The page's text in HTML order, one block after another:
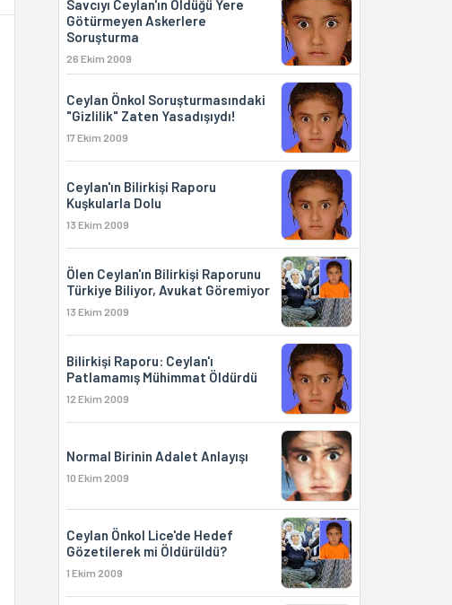
Savcıyı Ceylan'ın Öldüğü Yere
Götürmeyen Askerlere
Soruşturma
26 Ekim 2009
Ceylan Önkol Soruşturmasındaki
"Gizlilik" Zaten Yasadışıydı!
17 Ekim 2009
Ceylan'ın Bilirkişi Raporu
Kuşkularla Dolu
13 Ekim 2009
Ölen Ceylan'ın Bilirkişi Raporunu
Türkiye Biliyor, Avukat Göremiyor
13 Ekim 2009
Bilirkişi Raporu: Ceylan'ı
Patlamamış Mühimmat Öldürdü
12 Ekim 2009
Normal Birinin Adalet Anlayışı
10 Ekim 2009
Ceylan Önkol Lice'de Hedef
Gözetilerek mi Öldürüldü?
1 Ekim 2009